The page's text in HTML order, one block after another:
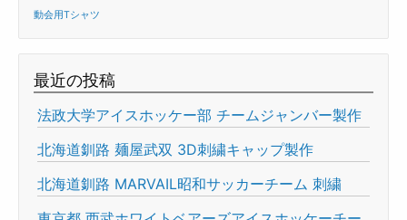
動会用Tシャツ
最近の投稿
法政大学アイスホッケー部 チームジャンバー製作
北海道釧路 麺屋武双 3D刺繍キャップ製作
北海道釧路 MARVAIL昭和サッカーチーム 刺繍